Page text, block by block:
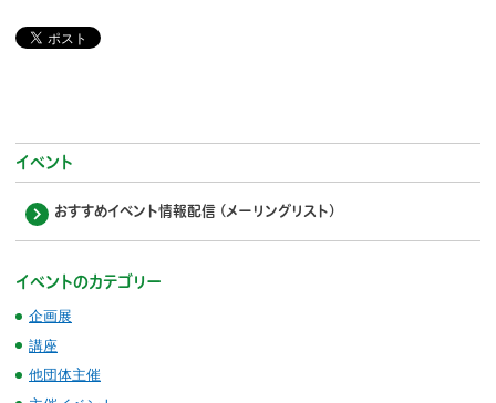
イベント
おすすめイベント情報配信 (メーリングリスト)
イベントのカテゴリー
企画展
講座
他団体主催